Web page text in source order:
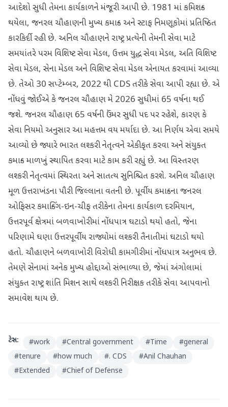
આદેશો સુધી તેમના કાર્યકાળને મંજૂરી આપી છે. 1981 માં કમિશન્ડ
થયેલા, જનરલ ચૌહાણની મુખ્ય કમાન્ડ અને સ્ટાફ નિમણૂકોમાં પ્રતિષ્ઠિત
કારકિર્દી રહી છે. અનિલ ચૌહાણને રાષ્ટ્ર પ્રત્યેની તેમની સેવા માટે
સમયાંતરે પરમ વિશિષ્ટ સેવા મેડલ, ઉત્તમ યુદ્ધ સેવા મેડલ, અતિ વિશિષ્ટ
સેવા મેડલ, સેના મેડલ અને વિશિષ્ટ સેવા મેડલ એનાયત કરવામાં આવ્યા
છે. તેઓ 30 સપ્ટેમ્બર, 2022 થી CDS તરીકે સેવા આપી રહ્યા છે. એ
નોંધવું જોઈએ કે જનરલ ચૌહાણ મે 2026 સુધીમાં 65 વર્ષના થઈ
જશે. જનરલ ચૌહાણ 65 વર્ષની ઉંમર સુધી પદ પર રહેશે, કારણ કે
સેવા નિયમો અનુસાર આ મહત્તમ વય મર્યાદા છે. આ નિર્ણય એવા સમયે
આવ્યો છે જ્યારે ભારત લશ્કરી નેતૃત્વને એકીકૃત કરવા અને સંયુક્ત
કમાન્ડ માળખું સ્થાપિત કરવા માટે કામ કરી રહ્યું છે. આ વિસ્તરણ
લશ્કરી નેતૃત્વમાં સ્થિરતા અને સાતત્ય સુનિશ્ચિત કરશે. અનિલ ચૌહાણ
મૂળ ઉત્તરાખંડના પૌરી જિલ્લાના વતની છે. પૂર્વીય કમાન્ડના જનરલ
ઓફિસર કમાન્ડિંગ-ઇન-ચીફ તરીકેના તેમના કાર્યકાળ દરમિયાન,
ઉત્તરપૂર્વ ક્ષેત્રમાં બળવાખોરીમાં નોંધપાત્ર ઘટાડો થયો હતો, જેના
પરિણામે ઘણા ઉત્તરપૂર્વીય રાજ્યોમાં લશ્કરી તૈનાતીમાં ઘટાડો થયો
હતો. ચૌહાણને બળવાખોરી વિરોધી કામગીરીમાં નોંધપાત્ર અનુભવ છે.
તેમણે સેનામાં અનેક મુખ્ય હોદ્દાઓ સંભાળ્યા છે, જેમાં અંગોલામાં
સંયુક્ત રાષ્ટ્ર શાંતિ મિશન સાથે લશ્કરી નિરીક્ષક તરીકે સેવા આપવાનો
સમાવેશ થાય છે.
ટેગ્સ: #work #Central government #Time #general
#tenure #how much #. CDS #Anil Chauhan
#Extended #Chief of Defense